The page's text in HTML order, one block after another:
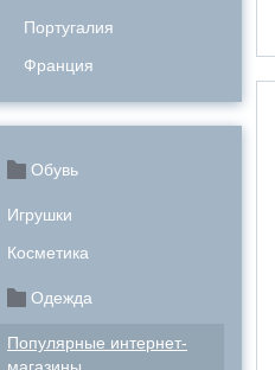
Португалия
Франция
Обувь
Игрушки
Косметика
Одежда
Популярные интернет-